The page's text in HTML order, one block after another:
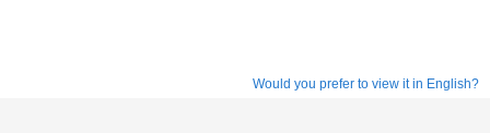
Would you prefer to view it in English?